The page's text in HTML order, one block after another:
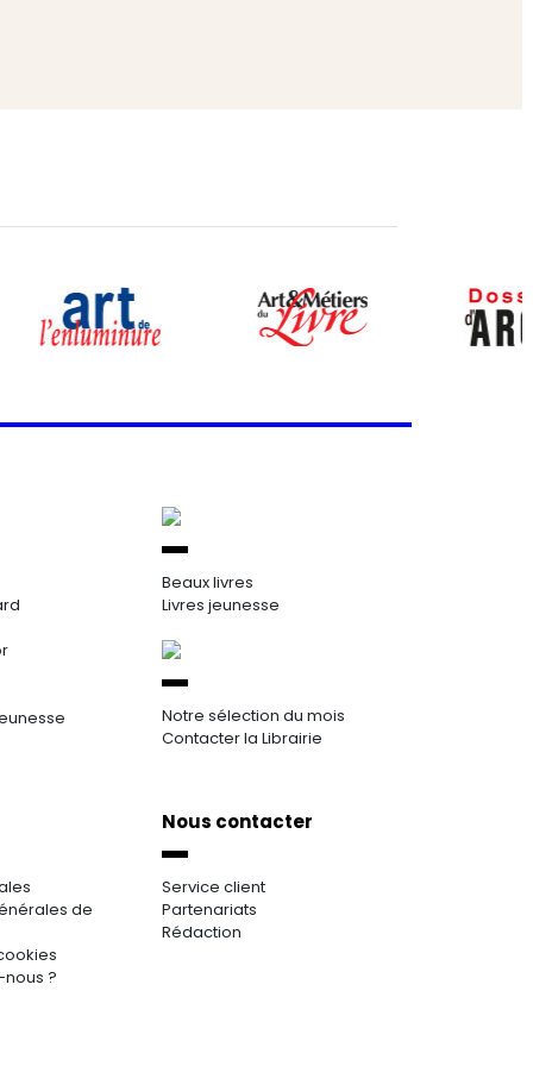
Beaux livres
Livres jeunesse
Notre sélection du mois
Contacter la Librairie
de
?
Nous contacter
Service client
Partenariats
Rédaction